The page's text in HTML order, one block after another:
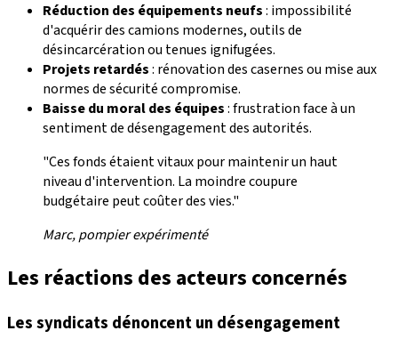
Réduction des équipements neufs: impossibilité
d'acquérir des camions modernes, outils de
désincarcération ou tenues ignifugées.
Projets retardés: rénovation des casernes ou mise aux
normes de sécurité compromise.
Baisse du moral des équipes: frustration face à un
sentiment de désengagement des autorités.
"Ces fonds étaient vitaux pour maintenir un haut
niveau d'intervention. La moindre coupure
budgétaire peut coûter des vies."
Marc, pompier expérimenté
Les réactions des acteurs concernés
Les syndicats dénoncent un désengagement